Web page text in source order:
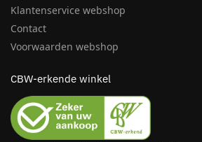
Klantenservice webshop
Contact
Voorwaarden webshop
CBW-erkende winkel